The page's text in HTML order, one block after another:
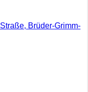
Brüder-Grimm-